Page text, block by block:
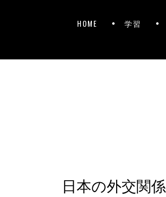
HOME 学習
日本の外交関係